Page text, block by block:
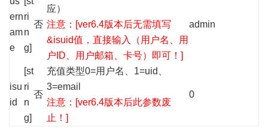
ern
am
e
ri
n
g]
否
应）
注意：[ver6.4版本后无需填写
&isuid值，直接输入（用户名、用
户ID、用户邮箱、卡号）即可！]
admin
isu
id
[st
ri
n
g]
否
充值类型0=用户名、1=uid、
3=email
注意：[ver6.4版本后此参数废
止！]
0